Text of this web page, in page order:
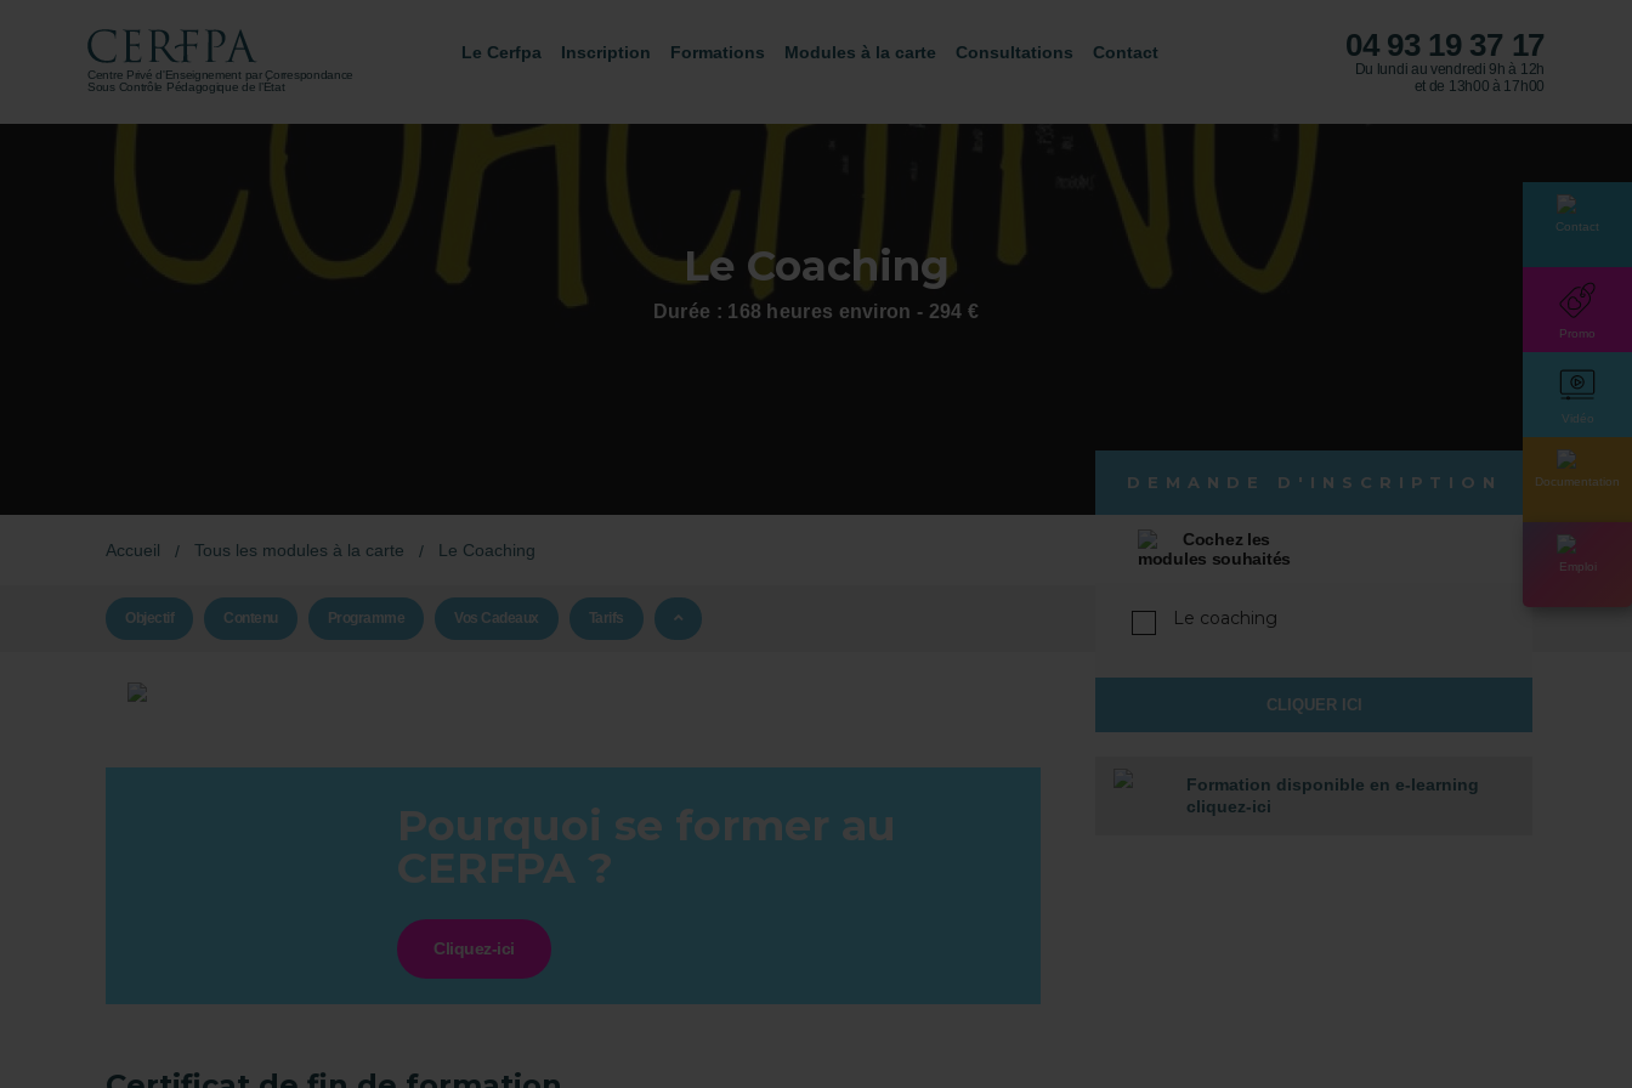
Centre Privé d'Enseignement par Correspondance
Sous Contrôle Pédagogique de l’État
Le Cerfpa Inscription Formations Modules à la carte Consultations Contact 04 93 19 37 17
Du lundi au vendredi 9h à 12h
et de 13h00 à 17h00
Contact
Promo
Vidéo
Documentation
Emploi
Le Coaching
Durée : 168 heures environ - 294 €
Accueil Tous les modules à la carte Le Coaching
Objectif Contenu Programme Vos Cadeaux Tarifs
Pourquoi se former au
CERFPA ?
Cliquez-ici
DEMANDE D'INSCRIPTION
Cochez les
modules souhaités
Le coaching
Formation disponible en e-learning
cliquez-ici